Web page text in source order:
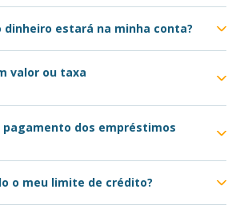
dinheiro estará na minha conta?
valor ou taxa
pagamento dos empréstimos
o meu limite de crédito?